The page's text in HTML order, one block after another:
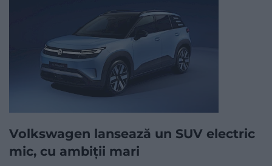
Volkswagen lansează un SUV electric
mic, cu ambiții mari